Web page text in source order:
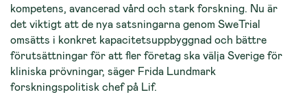
kompetens, avancerad vård och stark forskning. Nu är
det viktigt att de nya satsningarna genom SweTrial
omsätts i konkret kapacitetsuppbyggnad och bättre
förutsättningar för att fler företag ska välja Sverige för
kliniska prövningar, säger Frida Lundmark
forskningspolitisk chef på Lif.